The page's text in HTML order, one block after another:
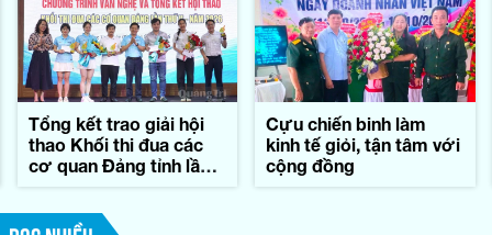
Tổng kết trao giải hội
thao Khối thi đua các
cơ quan Đảng tỉnh lần
Cựu chiến binh làm
kinh tế giỏi, tận tâm với
cộng đồng